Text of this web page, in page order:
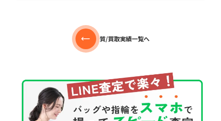
質/買取実績一覧へ